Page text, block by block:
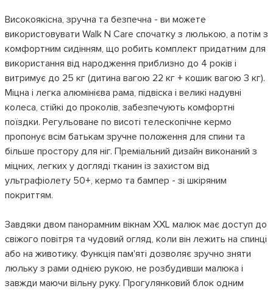
Високоякісна, зручна та безпечна - ви можете
використовувати Walk N Care спочатку з люлькою, а потім з
комфортним сидінням, що робить комплект придатним для
використання від народження приблизно до 4 років і
витримує до 25 кг (дитина вагою 22 кг + кошик вагою 3 кг).
Міцна і легка алюмінієва рама, підвіска і великі надувні
колеса, стійкі до проколів, забезпечують комфортні
поїздки. Регульоване по висоті телескопічне кермо
пропонує всім батькам зручне положення для спини та
більше простору для ніг. Преміальний дизайн виконаний з
міцних, легких у догляді тканин із захистом від
ультрафіолету 50+, кермо та бампер - зі шкіряним
покриттям.
Завдяки двом панорамним вікнам XXL малюк має доступ до
свіжого повітря та чудовий огляд, коли він лежить на спинці
або на животику. Функція пам'яті дозволяє зручно зняти
люльку з рами однією рукою, не розбудивши малюка і
завжди маючи вільну руку. Прогулянковий блок одним